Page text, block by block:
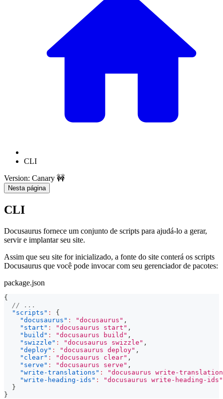
CLI
Version: Canary 🚧
Nesta página
CLI
Docusaurus fornece um conjunto de scripts para ajudá-lo a gerar,
servir e implantar seu site.
Assim que seu site for inicializado, a fonte do site conterá os scripts
Docusaurus que você pode invocar com seu gerenciador de pacotes:
package.json
{
// ...
"scripts" :
{
"docusaurus" : "docusaurus" ,
"start" : "docusaurus start" ,
"build" : "docusaurus build" ,
"swizzle" : "docusaurus swizzle" ,
"deploy" : "docusaurus deploy" ,
"clear" : "docusaurus clear" ,
"serve" : "docusaurus serve" ,
"write-translations" :
"docusaurus write-
"write-heading-ids" :
"docusaurus write-heading-ids"
}
}